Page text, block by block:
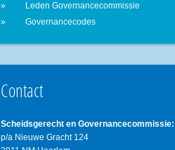
Leden Governancecommissie
Governancecodes
Contact
Scheidsgerecht en Governancecommissie:
p/a Nieuwe Gracht 124